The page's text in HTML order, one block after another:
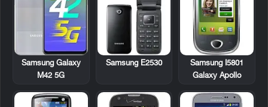
Samsung I5801
Galaxy Apollo
Samsung E2530
Samsung Galaxy
M42 5G